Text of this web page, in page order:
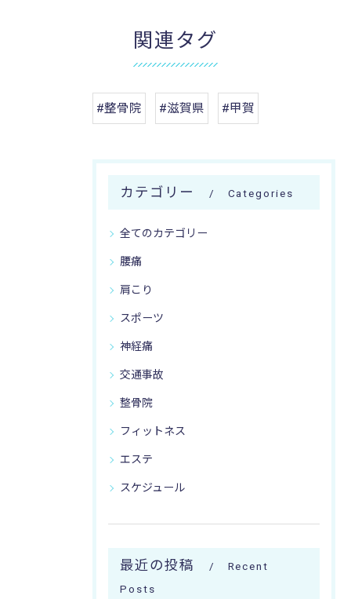
関連タグ
#整骨院 #滋賀県 #甲賀
カテゴリー Categories
全てのカテゴリー
腰痛
肩こり
スポーツ
神経痛
交通事故
整骨院
フィットネス
エステ
スケジュール
最近の投稿
Recent
Posts